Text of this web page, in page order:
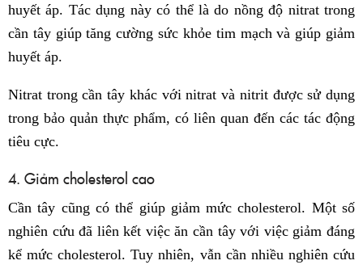
huyết áp. Tác dụng này có thể là do nồng độ nitrat trong
cần tây giúp tăng cường sức khỏe tim mạch và giúp giảm
huyết áp.
Nitrat trong cần tây khác với nitrat và nitrit được sử dụng
trong bảo quản thực phẩm, có liên quan đến các tác động
tiêu cực.
4. Giảm cholesterol cao
Cần tây cũng có thể giúp giảm mức cholesterol. Một số
nghiên cứu đã liên kết việc ăn cần tây với việc giảm đáng
kể mức cholesterol. Tuy nhiên, vẫn cần nhiều nghiên cứu